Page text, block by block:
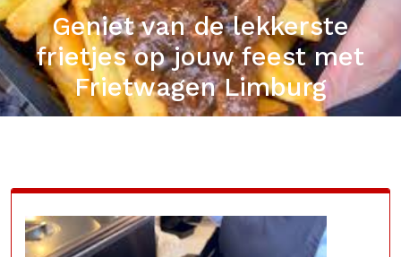
Geniet van de lekkerste
frietjes op jouw feest met
Frietwagen Limburg